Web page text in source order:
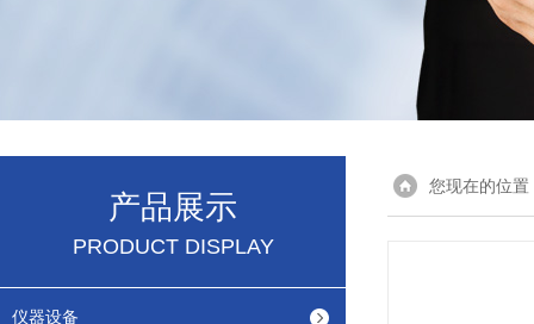
产品展示
PRODUCT DISPLAY
仪器设备
您现在的位置